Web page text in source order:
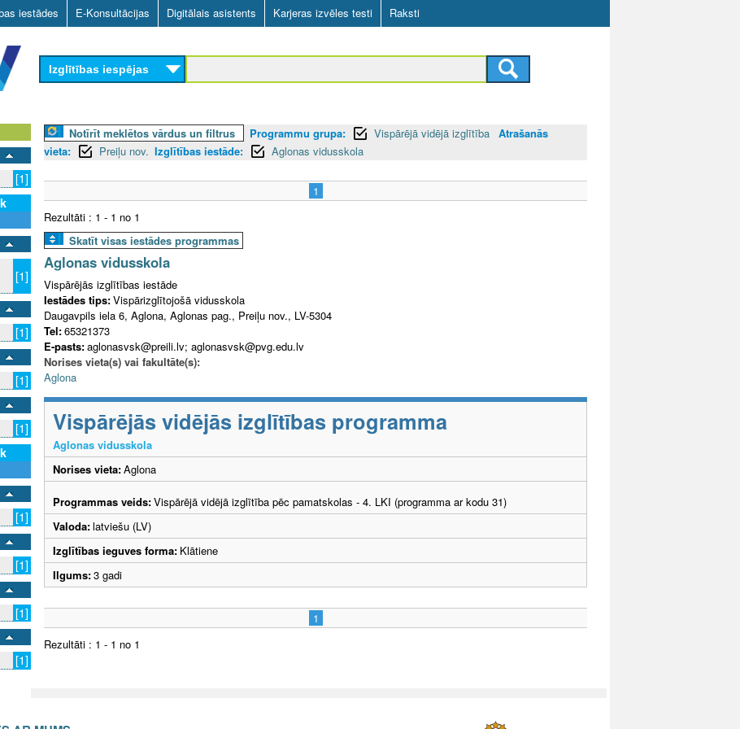
Skip
to
main
content
iestādes E-Konsultācijas Digitālais asistents Karjeras izvēles testi Raksti
Izglītības iespējas
[1]
[1]
[1]
[1]
[1]
[1]
[1]
[1]
[1]
Notīrīt meklētos vārdus un filtrus Programmu grupa: Vispārējā vidējā izglītība Atrašanās
vieta:
Preiļu nov. Izglītības iestāde: Aglonas vidusskola
1
Rezultāti : 1 - 1 no 1
Skatīt visas iestādes programmas
Aglonas vidusskola
Vispārējās izglītības iestāde
Iestādes tips:Vispārizglītojošā vidusskola
Daugavpils iela 6, Aglona, Aglonas pag., Preiļu nov., LV-5304
Tel:65321373
E-pasts:aglonasvsk@preili.lv; aglonasvsk@pvg.edu.lv
Norises vieta(s) vai fakultāte(s):
Aglona
Vispārējās vidējās izglītības programma
Aglonas vidusskola
Norises vieta:Aglona
Programmas veids:Vispārējā vidējā izglītība pēc pamatskolas - 4. LKI (programma ar kodu 31)
Valoda:latviešu (LV)
Izglītības ieguves forma: Klātiene
Ilgums:3 gadi
1
Rezultāti : 1 - 1 no 1